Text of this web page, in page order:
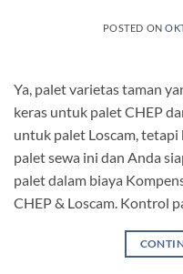
POSTED ON
Ya, palet varietas taman
keras untuk palet CHEP
untuk palet Loscam,
palet sewa ini dan Anda
palet dalam biaya
CHEP & Loscam. Kontrol